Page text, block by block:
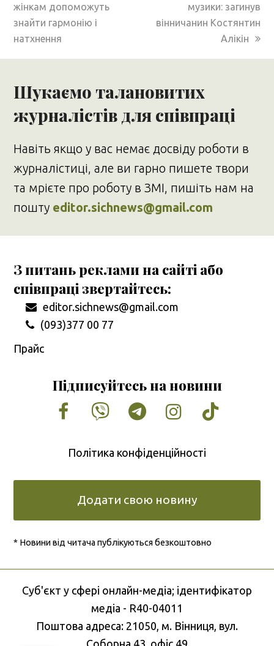
жінкам допоможуть
знайти гармонію і
натхнення
музики: загинув
вінничанин Костянтин
Алікін
Шукаємо талановитих
журналістів для співпраці
Навіть якщо у вас немає досвіду роботи в
журналістиці, але ви гарно пишете твори
та мрієте про роботу в ЗМІ, пишіть нам на
пошту editor.sichnews@gmail.com
З питань реклами на сайті або
співпраці звертайтесь:
editor.sichnews@gmail.com
(093)377 00 77
Прайс
Підписуйтесь на новини
Facebook
VimeoTumblrInstagram
Tiktok
Політика конфіденційності
Додати свою новину
* Новини від читача публікуються безкоштовно
Cуб'єкт у сфері онлайн-медіа; ідентифікатор
медіа - R40-04011
Поштова адреса: 21050, м. Вінниця, вул.
Соборна 43, офіс 49